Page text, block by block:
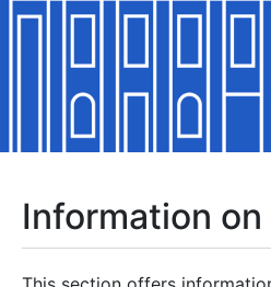
Show/Hide
Show/Hide
Show/Hide
Information on